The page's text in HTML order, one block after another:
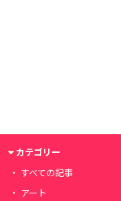
カテゴリー
すべての記事
アート